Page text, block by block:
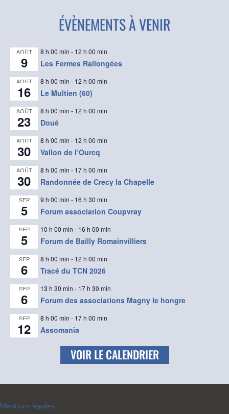
ÉVÈNEMENTS À VENIR
AOÛT
9
8 h 00 min - 12 h 00 min
Les Fermes Rallongées
AOÛT
16
8 h 00 min - 12 h 00 min
Le Multien (60)
AOÛT
23
8 h 00 min - 12 h 00 min
Doué
AOÛT
30
8 h 00 min - 12 h 00 min
Vallon de l’Ourcq
AOÛT
30
8 h 00 min - 17 h 00 min
Randonnée de Crecy la Chapelle
SEP
5
9 h 00 min - 16 h 30 min
Forum association Coupvray
SEP
5
10 h 00 min - 16 h 00 min
Forum de Bailly Romainvilliers
SEP
6
8 h 00 min - 12 h 00 min
Tracé du TCN 2026
SEP
6
13 h 30 min - 17 h 30 min
Forum des associations Magny le hongre
SEP
12
8 h 00 min - 17 h 00 min
Assomania
VOIR LE CALENDRIER
Mentions légales